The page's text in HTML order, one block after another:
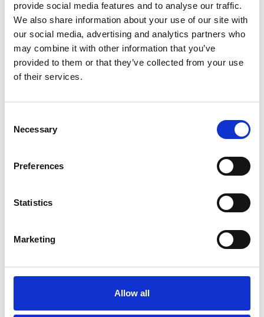
provide social media features and to analyse our traffic.
We also share information about your use of our site with
our social media, advertising and analytics partners who
may combine it with other information that you’ve
provided to them or that they’ve collected from your use
of their services.
Selection
Necessary
Preferences
Statistics
Marketing
Allow all
Bekijk product Bekijk product
Little Giant ladderbank
€79,00 €84,00
Little Giant muurafhouder